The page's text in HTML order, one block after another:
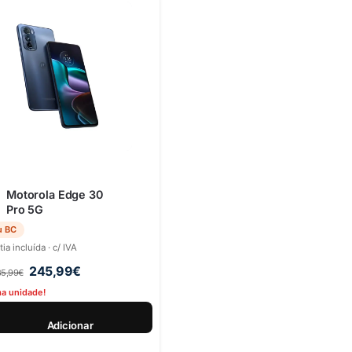
Motorola Edge 30
Pro 5G
BC
incluída · c/ IVA
€ 245,99€
unidade!
Adicionar